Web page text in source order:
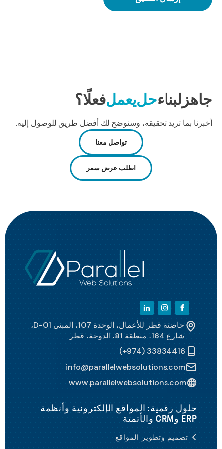
جاهزلبناءحليعملفعلًا؟
أخبرنا بما تريد تحقيقه، وسنوضح لك أفضل طريق للوصول إليه.
تواصل معنا
اطلب عرض سعر
حاضنة قطر للأعمال، الوحدة 107، المبنى D-01،
شارع 164، منطقة 81، الدوحة، قطر
(+974) 33834416
info@parallelwebsolutions.com
www.parallelwebsolutions.com
حلول رقمية: المواقع الإلكترونية وأنظمة
ERP وCRM والأتمتة
تصميم وتطوير المواقع